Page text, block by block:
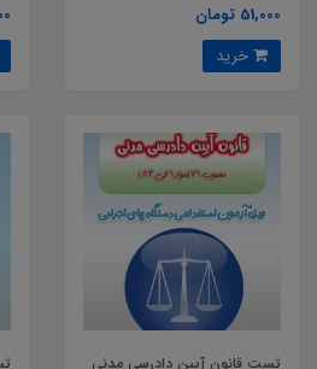
51,000 تومان
تست قانون آیین دادرسی مدنی